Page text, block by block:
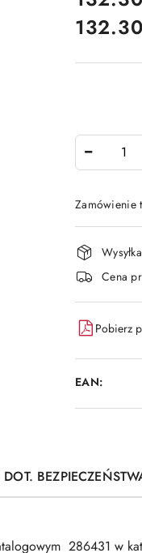
Cena:
132.30
Zamówienie
i
Cena
Pobierz
EAN:
286431 w